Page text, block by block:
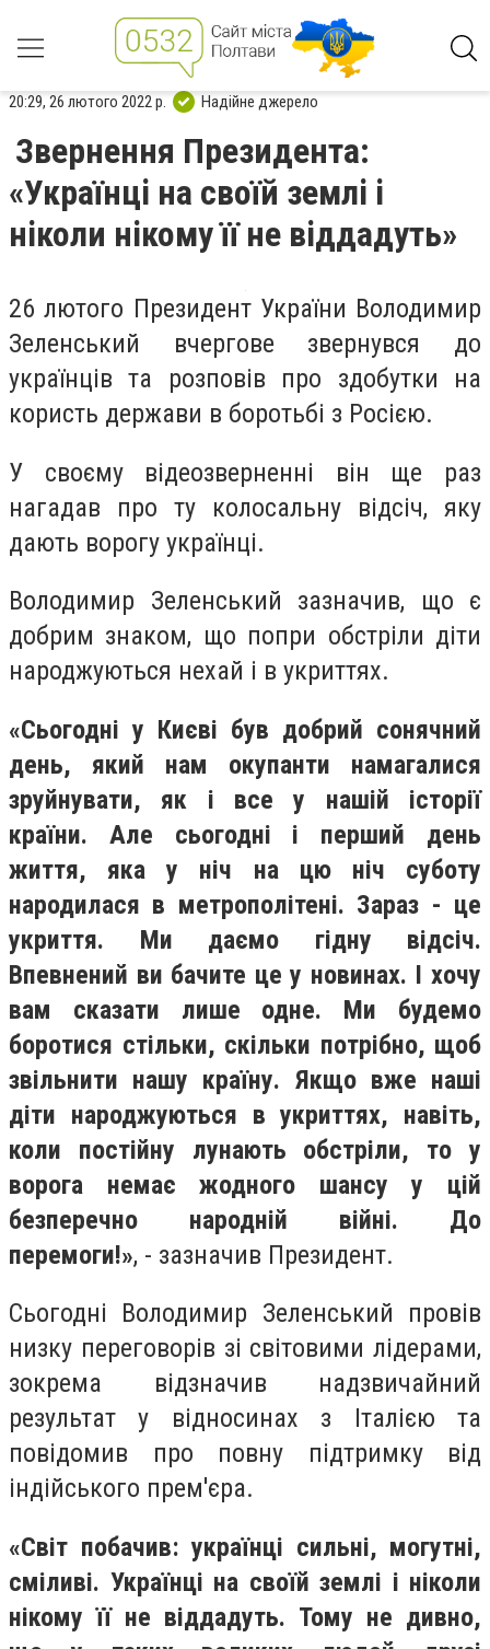
20:29, 26 лютого 2022 р. Надійне джерело
Звернення Президента:
«Українці на своїй землі і
ніколи нікому її не віддадуть»
26 лютого Президент України Володимир
Зеленський вчергове звернувся до
українців та розповів про здобутки на
користь держави в боротьбі з Росією.
У своєму відеозверненні він ще раз
нагадав про ту колосальну відсіч, яку
дають ворогу українці.
Володимир Зеленський зазначив, що є
добрим знаком, що попри обстріли діти
народжуються нехай і в укриттях.
«Сьогодні у Києві був добрий сонячний
день, який нам окупанти намагалися
зруйнувати, як і все у нашій історії
країни. Але сьогодні і перший день
життя, яка у ніч на цю ніч суботу
народилася в метрополітені. Зараз - це
укриття. Ми даємо гідну відсіч.
Впевнений ви бачите це у новинах. І хочу
вам сказати лише одне. Ми будемо
боротися стільки, скільки потрібно, щоб
звільнити нашу країну. Якщо вже наші
діти народжуються в укриттях, навіть,
коли постійну лунають обстріли, то у
ворога немає жодного шансу у цій
безперечно народній війні. До
перемоги!», - зазначив Президент.
Сьогодні Володимир Зеленський провів
низку переговорів зі світовими лідерами,
зокрема відзначив надзвичайний
результат у відносинах з Італією та
повідомив про повну підтримку від
індійського прем'єра.
«Світ побачив: українці сильні, могутні,
сміливі. Українці на своїй землі і ніколи
нікому її не віддадуть. Тому не дивно,